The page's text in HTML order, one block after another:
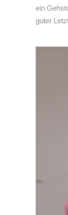
ein
guter